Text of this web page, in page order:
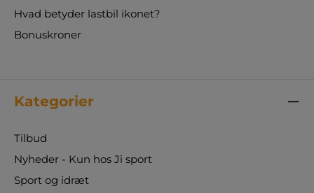
Hvad betyder lastbil ikonet?
Bonuskroner
Kategorier
Tilbud
Nyheder - Kun hos Ji sport
Sport og idræt